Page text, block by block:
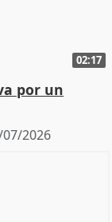
02:17
por un
2026